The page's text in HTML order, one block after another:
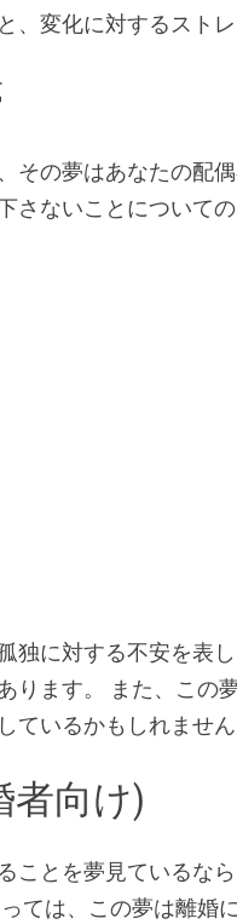
、変化に対するスト
その夢はあなたの配
さないことについて
独に対する不安を表
ります。 また、この
ているかもしれません
者向け)
ことを夢見ているな
ては、この夢は離婚